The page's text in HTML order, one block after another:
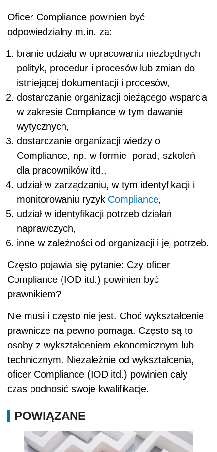
Oficer Compliance powinien być
odpowiedzialny m.in. za:
branie udziału w opracowaniu niezbędnych
polityk, procedur i procesów lub zmian do
istniejącej dokumentacji i procesów,
dostarczanie organizacji bieżącego wsparcia
w zakresie Compliance w tym dawanie
wytycznych,
dostarczanie organizacji wiedzy o
Compliance, np. w formie porad, szkoleń
dla pracowników itd.,
udział w zarządzaniu, w tym identyfikacji i
monitorowaniu ryzyk Compliance,
udział w identyfikacji potrzeb działań
naprawczych,
inne w zależności od organizacji i jej potrzeb.
Często pojawia się pytanie: Czy oficer
Compliance (IOD itd.) powinien być
prawnikiem?
Nie musi i często nie jest. Choć wykształcenie
prawnicze na pewno pomaga. Często są to
osoby z wykształceniem ekonomicznym lub
technicznym. Niezależnie od wykształcenia,
oficer Compliance (IOD itd.) powinien cały
czas podnosić swoje kwalifikacje.
POWIĄZANE